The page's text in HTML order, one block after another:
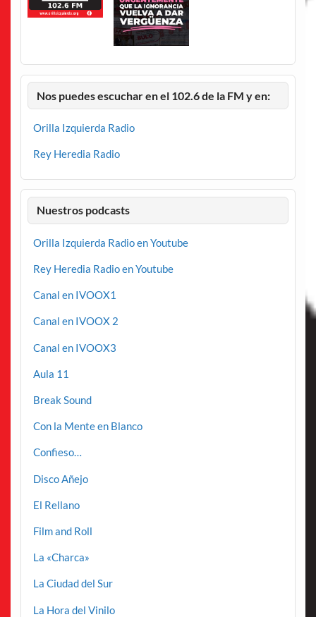
Nos puedes escuchar en el 102.6 de la FM y en:
Orilla Izquierda Radio
Rey Heredia Radio
Nuestros podcasts
Orilla Izquierda Radio en Youtube
Rey Heredia Radio en Youtube
Canal en IVOOX1
Canal en IVOOX 2
Canal en IVOOX3
Aula 11
Break Sound
Con la Mente en Blanco
Confieso…
Disco Añejo
El Rellano
Film and Roll
La «Charca»
La Ciudad del Sur
La Hora del Vinilo